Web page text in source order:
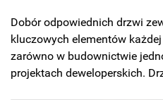
Dobór odpowiednich drzwi
kluczowych elementów
zarówno w budownictwie
projektach deweloperskich.